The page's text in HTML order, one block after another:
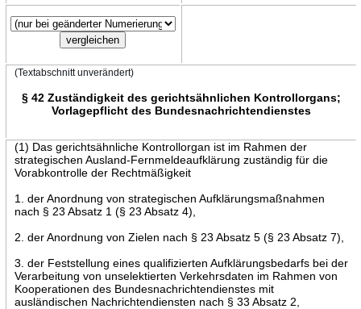
(Textabschnitt unverändert)
§ 42 Zuständigkeit des gerichtsähnlichen Kontrollorgans;
Vorlagepflicht des Bundesnachrichtendienstes
(1) Das gerichtsähnliche Kontrollorgan ist im Rahmen der
strategischen Ausland-Fernmeldeaufklärung zuständig für die
Vorabkontrolle der Rechtmäßigkeit
1. der Anordnung von strategischen Aufklärungsmaßnahmen
nach § 23 Absatz 1 (§ 23 Absatz 4),
2. der Anordnung von Zielen nach § 23 Absatz 5 (§ 23 Absatz 7),
3. der Feststellung eines qualifizierten Aufklärungsbedarfs bei der
Verarbeitung von unselektierten Verkehrsdaten im Rahmen von
Kooperationen des Bundesnachrichtendienstes mit
ausländischen Nachrichtendiensten nach § 33 Absatz 2,